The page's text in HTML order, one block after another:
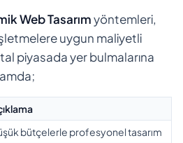
Web Tasarımyöntemleri,
uygun maliyetli
piyasada yer bulmalarına
bütçelerle profesyonel tasarım